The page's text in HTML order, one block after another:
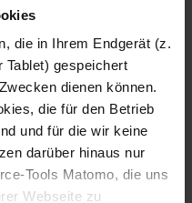
die in Ihrem Endgerät (z.
Tablet) gespeichert
dienen können.
die für den Betrieb
und für die wir keine
darüber hinaus nur
Tools Matomo, die uns
Webseite zu
Lorenz